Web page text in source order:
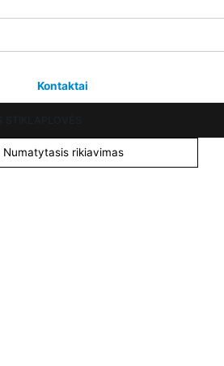
Kontaktai